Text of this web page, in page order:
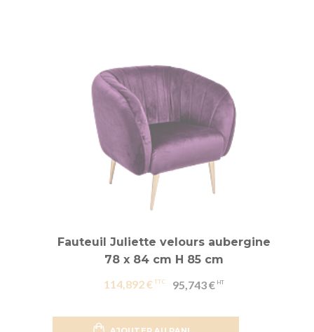
Fauteuil Juliette velours aubergine
78 x 84 cm H 85 cm
114,892 €
95,743 €